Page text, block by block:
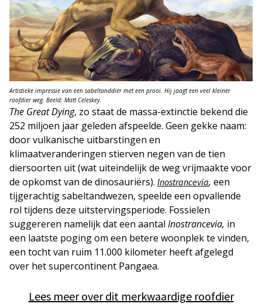
Artistieke impressie van een sabeltanddier met een prooi. Hij jaagt een veel kleiner
roofdier weg. Beeld: Matt Celeskey.
The Great Dying, zo staat de massa-extinctie bekend die
252 miljoen jaar geleden afspeelde. Geen gekke naam:
door vulkanische uitbarstingen en
klimaatveranderingen stierven negen van de tien
diersoorten uit (wat uiteindelijk de weg vrijmaakte voor
de opkomst van de dinosauriërs). Inostrancevia, een
tijgerachtig sabeltandwezen, speelde een opvallende
rol tijdens deze uitstervingsperiode. Fossielen
suggereren namelijk dat een aantal Inostrancevia, in
een laatste poging om een betere woonplek te vinden,
een tocht van ruim 11.000 kilometer heeft afgelegd
over het supercontinent Pangaea.
Lees meer over dit merkwaardige roofdier